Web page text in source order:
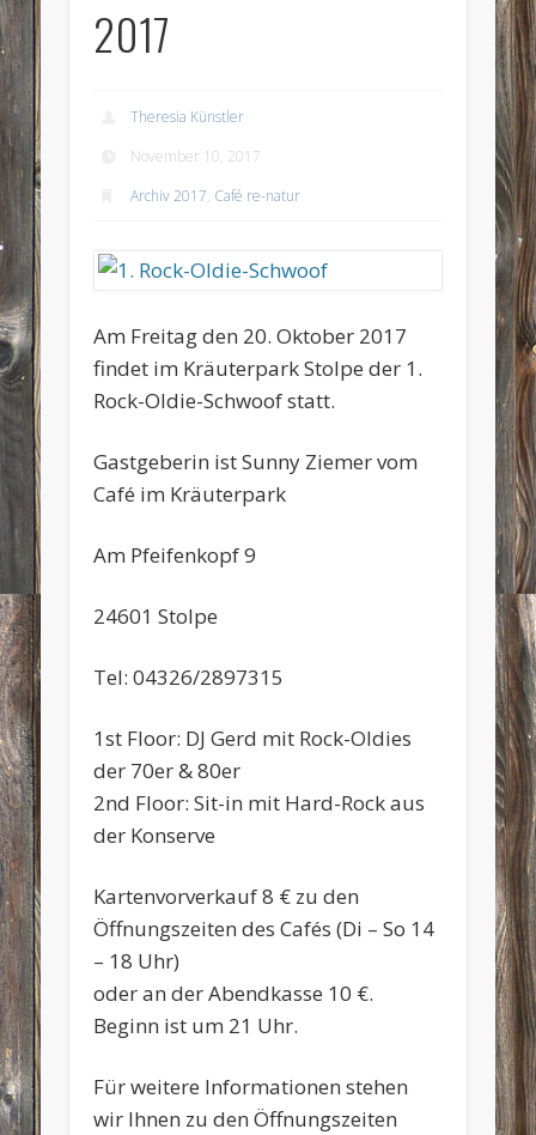
2017
Theresia Künstler
November 10, 2017
Archiv 2017, Café re-natur
Am Freitag den 20. Oktober 2017
findet im Kräuterpark Stolpe der 1.
Rock-Oldie-Schwoof statt.
Gastgeberin ist Sunny Ziemer vom
Café im Kräuterpark
Am Pfeifenkopf 9
24601 Stolpe
Tel: 04326/2897315
1st Floor: DJ Gerd mit Rock-Oldies
der 70er & 80er
2nd Floor: Sit-in mit Hard-Rock aus
der Konserve
Kartenvorverkauf 8 € zu den
Öffnungszeiten des Cafés (Di – So 14
– 18 Uhr)
oder an der Abendkasse 10 €.
Beginn ist um 21 Uhr.
Für weitere Informationen stehen
wir Ihnen zu den Öffnungszeiten